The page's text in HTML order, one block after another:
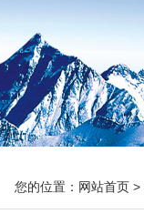
您的位置： 网站首页 >